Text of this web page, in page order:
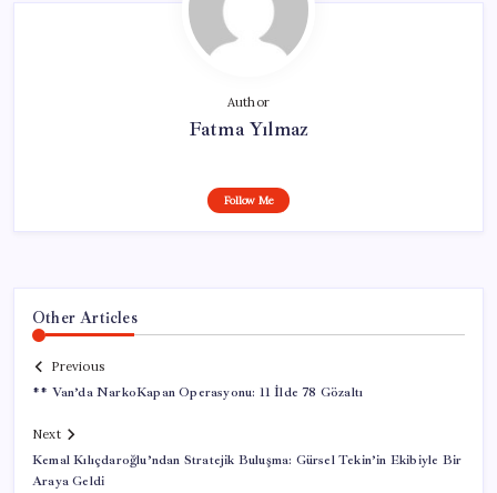
Author
Fatma Yılmaz
Follow Me
Other Articles
Previous
** Van’da NarkoKapan Operasyonu: 11 İlde 78 Gözaltı
Next
Kemal Kılıçdaroğlu’ndan Stratejik Buluşma: Gürsel Tekin’in Ekibiyle Bir
Araya Geldi